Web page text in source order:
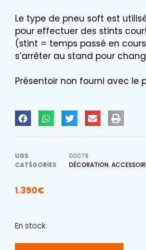
Le type de pneu soft est
pour effectuer des stints
(stint = temps passé en
s’arrêter au stand pour
Présentoir non fourni avec le
UGS
00078
CATÉGORIES
DÉCORATION,
1.390€
En stock